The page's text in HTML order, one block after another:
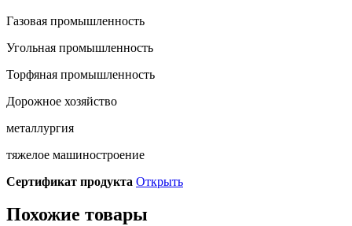
Газовая промышленность
Угольная промышленность
Торфяная промышленность
Дорожное хозяйство
металлургия
тяжелое машиностроение
Сертификат продукта Открыть
Похожие товары